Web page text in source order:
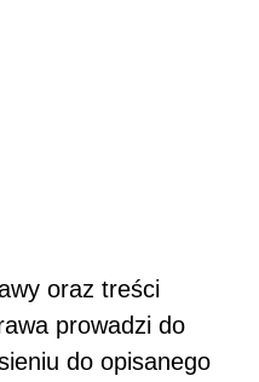
oraz treści
prowadzi do
do opisanego